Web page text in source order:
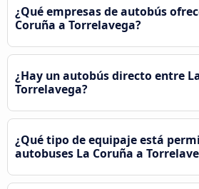
¿Qué empresas de autobús
Coruña a Torrelavega?
¿Hay un autobús directo entre
Torrelavega?
¿Qué tipo de equipaje está
autobuses La Coruña a